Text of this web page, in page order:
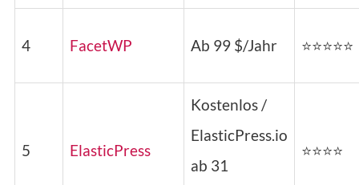
4 FacetWP Ab 99 $/Jahr ⭐⭐⭐⭐⭐
5 ElasticPress
Kostenlos /
ElasticPress.io
ab 31
⭐⭐⭐⭐